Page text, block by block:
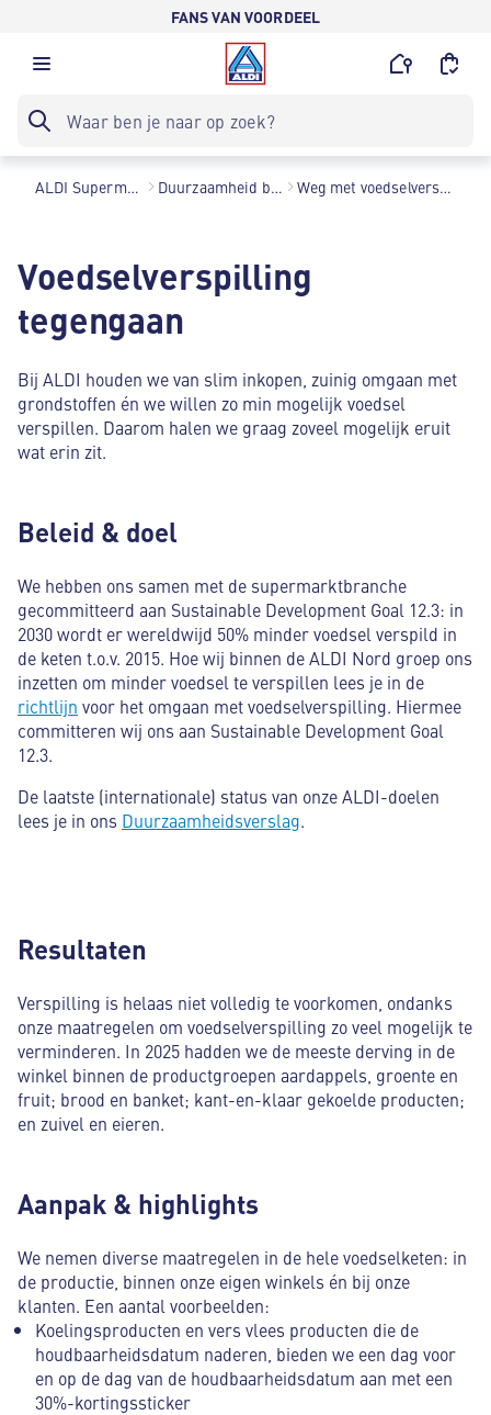
FANS VAN VOORDEEL
ALDI Supermarkten Duurzaamheid bij ALDI Weg met voedselverspilling?
Voedselverspilling
tegengaan
Bij ALDI houden we van slim inkopen, zuinig omgaan met
grondstoffen én we willen zo min mogelijk voedsel
verspillen. Daarom halen we graag zoveel mogelijk eruit
wat erin zit.
Beleid & doel
We hebben ons samen met de supermarktbranche
gecommitteerd aan Sustainable Development Goal 12.3: in
2030 wordt er wereldwijd 50% minder voedsel verspild in
de keten t.o.v. 2015. Hoe wij binnen de ALDI Nord groep ons
inzetten om minder voedsel te verspillen lees je in de
richtlijn voor het omgaan met voedselverspilling. Hiermee
committeren wij ons aan Sustainable Development Goal
12.3.
De laatste (internationale) status van onze ALDI-doelen
lees je in ons Duurzaamheidsverslag.
Resultaten
Verspilling is helaas niet volledig te voorkomen, ondanks
onze maatregelen om voedselverspilling zo veel mogelijk te
verminderen. In 2025 hadden we de meeste derving in de
winkel binnen de productgroepen aardappels, groente en
fruit; brood en banket; kant-en-klaar gekoelde producten;
en zuivel en eieren.
Aanpak & highlights
We nemen diverse maatregelen in de hele voedselketen: in
de productie, binnen onze eigen winkels én bij onze
klanten. Een aantal voorbeelden:
Koelingsproducten en vers vlees producten die de
houdbaarheidsdatum naderen, bieden we een dag voor
en op de dag van de houdbaarheidsdatum aan met een
30%-kortingssticker